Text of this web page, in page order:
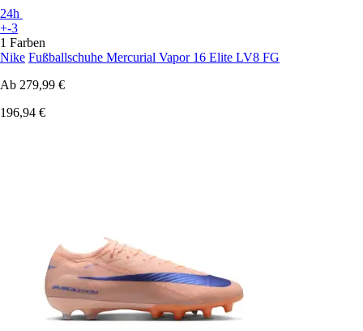
24h
+-3
1 Farben
Nike Fußballschuhe Mercurial Vapor 16 Elite LV8 FG
Ab 279,99 €
196,94 €